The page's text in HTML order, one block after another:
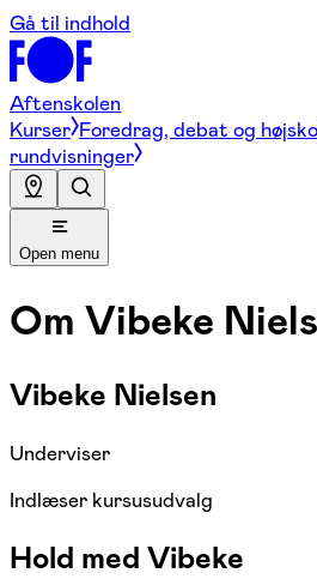
Gå til indhold
Aftenskolen
Kurser Foredrag, debat og
rundvisninger
Open menu
Om Vibeke
Vibeke Nielsen
Underviser
Indlæser kursusudvalg
Hold med Vibeke